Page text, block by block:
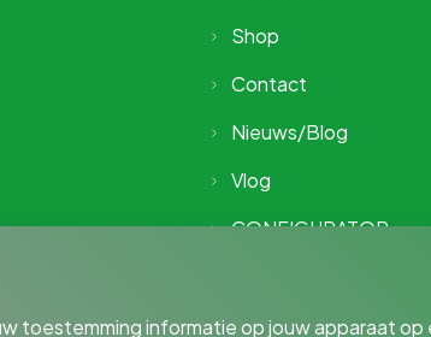
Shop
Contact
Nieuws/Blog
Vlog
CONFIGURATOR
toestemming informatie op jouw apparaat op